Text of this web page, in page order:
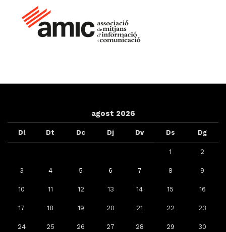
agost 2026
Dl Dt Dc Dj Dv Ds Dg
1 2
3 4 5 6 7 8 9
10 11 12 13 14 15 16
17 18 19 20 21 22 23
24 25 26 27 28 29 30